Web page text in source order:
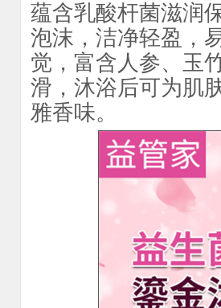
蕴含乳酸杆菌滋润
泡沫，洁净轻盈，
觉，富含人参、玉
滑，沐浴后可为肌
雅香味。